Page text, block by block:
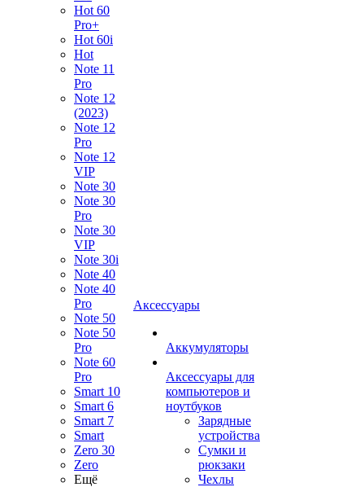
Hot 60
Pro+
Hot 60i
Hot
Note 11
Pro
Note 12
(2023)
Note 12
Pro
Note 12
VIP
Note 30
Note 30
Pro
Note 30
VIP
Note 30i
Note 40
Note 40
Pro
Note 50
Note 50
Pro
Note 60
Pro
Smart 10
Smart 6
Smart 7
Smart
Zero 30
Zero
Ещё
Аксессуары
Аккумуляторы
Аксессуары для
компьютеров и
ноутбуков
Зарядные
устройства
Сумки и
рюкзаки
Чехлы